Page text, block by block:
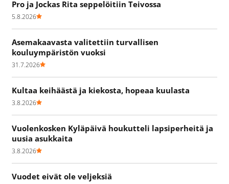
Pro ja Jockas Rita seppelöitiin Teivossa
5.8.2026
Asemakaavasta valitettiin turvallisen
kouluympäristön vuoksi
31.7.2026
Kultaa keihäästä ja kiekosta, hopeaa kuulasta
3.8.2026
Vuolenkosken Kyläpäivä houkutteli lapsiperheitä ja
uusia asukkaita
3.8.2026
Vuodet eivät ole veljeksiä